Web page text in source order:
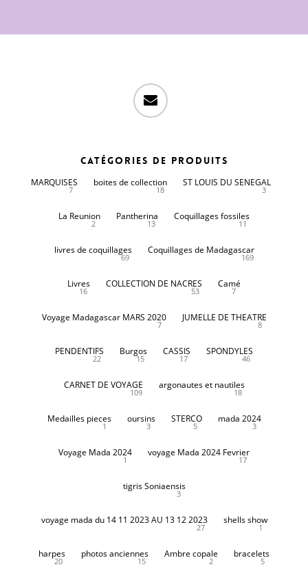
email
Catégories de produits
MARQUISES
7
boites de collection
18
ST LOUIS DU SENEGAL
3
La Reunion
2
Pantherina
13
Coquillages fossiles
11
livres de coquillages
69
Coquillages de Madagascar
169
Livres
16
COLLECTION DE NACRES
53
Camé
7
Voyage Madagascar MARS 2020
7
JUMELLE DE THEATRE
8
PENDENTIFS
22
Burgos
15
CASSIS
17
SPONDYLES
46
CARNET DE VOYAGE
109
argonautes et nautiles
18
Medailles pieces
1
oursins
3
STERCO
5
mada 2024
3
Voyage Mada 2024
1
voyage Mada 2024 Fevrier
17
tigris Soniaensis
3
voyage mada du 14 11 2023 AU 13 12 2023
27
shells show
1
harpes
20
photos anciennes
15
Ambre copale
2
bracelets
5